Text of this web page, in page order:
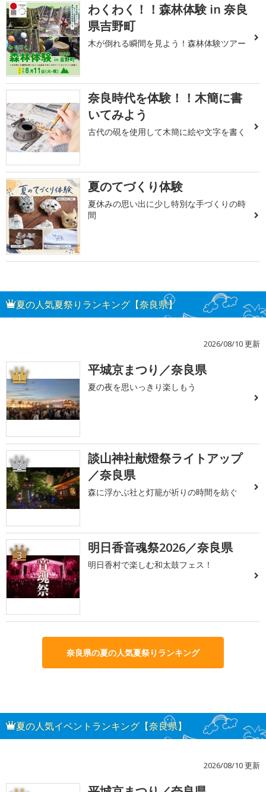
わくわく！！森林体験 in 奈良
県吉野町
木が倒れる瞬間を見よう！森林体験ツアー
奈良時代を体験！！木簡に書
いてみよう
古代の硯を使用して木簡に絵や文字を書く
夏のてづくり体験
夏休みの思い出に少し特別な手づくりの時
間
夏の人気夏祭りランキング【奈良県】
2026/08/10 更新
1 平城京まつり／奈良県
夏の夜を思いっきり楽しもう
2
談山神社献燈祭ライトアップ
／奈良県
森に浮かぶ社と灯籠が祈りの時間を紡ぐ
3 明日香音魂祭2026／奈良県
明日香村で楽しむ和太鼓フェス！
奈良県の夏の人気夏祭りランキング
夏の人気イベントランキング【奈良県】
2026/08/10 更新